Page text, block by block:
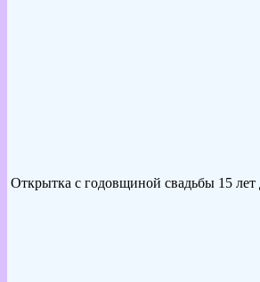
Открытка с годовщиной свадьбы 15 лет